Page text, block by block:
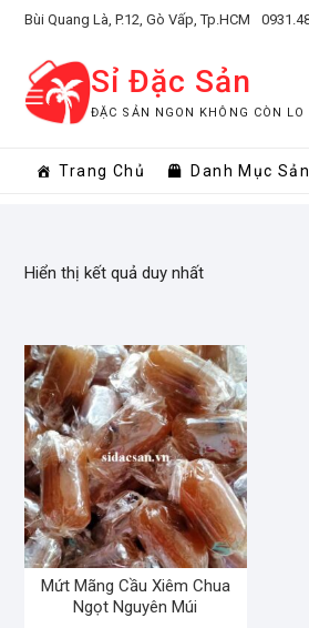
Skip
content
Bùi Quang Là, P.12, Gò Vấp, Tp.HCM
Sỉ Đặc Sản
ĐẶC SẢN NGON KHÔNG CÒN LO
Trang Chủ Danh Mục
Hiển thị kết quả duy nhất
Mứt Mãng Cầu Xiêm Chua
Ngọt Nguyên Múi